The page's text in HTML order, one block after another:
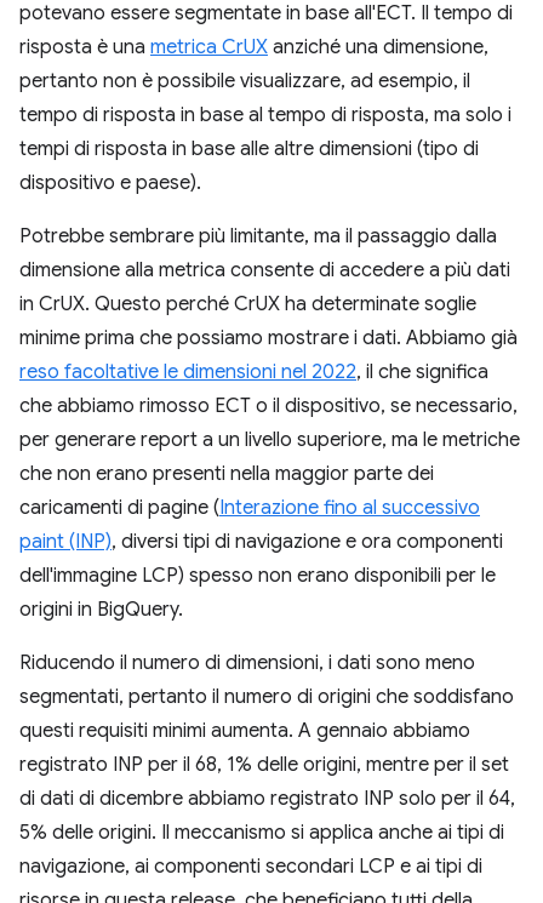
potevano essere segmentate in base all'ECT. Il tempo di
risposta è una metrica CrUX anziché una dimensione,
pertanto non è possibile visualizzare, ad esempio, il
tempo di risposta in base al tempo di risposta, ma solo i
tempi di risposta in base alle altre dimensioni (tipo di
dispositivo e paese).
Potrebbe sembrare più limitante, ma il passaggio dalla
dimensione alla metrica consente di accedere a più dati
in CrUX. Questo perché CrUX ha determinate soglie
minime prima che possiamo mostrare i dati. Abbiamo già
reso facoltative le dimensioni nel 2022, il che significa
che abbiamo rimosso ECT o il dispositivo, se necessario,
per generare report a un livello superiore, ma le metriche
che non erano presenti nella maggior parte dei
caricamenti di pagine (Interazione fino al successivo
paint (INP), diversi tipi di navigazione e ora componenti
dell'immagine LCP) spesso non erano disponibili per le
origini in BigQuery.
Riducendo il numero di dimensioni, i dati sono meno
segmentati, pertanto il numero di origini che soddisfano
questi requisiti minimi aumenta. A gennaio abbiamo
registrato INP per il 68, 1% delle origini, mentre per il set
di dati di dicembre abbiamo registrato INP solo per il 64,
5% delle origini. Il meccanismo si applica anche ai tipi di
navigazione, ai componenti secondari LCP e ai tipi di